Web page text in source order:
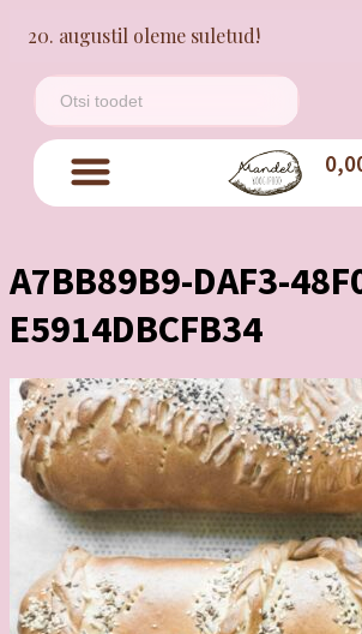
20. augustil oleme suletud!
A7BB89B9-DAF3-
E5914DBCFB34